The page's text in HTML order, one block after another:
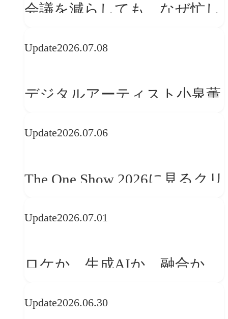
会議を減らしても、なぜ忙し
Update2026.07.08
デジタルアーティスト小泉薫
ークフロー設計と「ノイズと
Update2026.07.06
The One Show 2026に見るクリ
との接点を、ブランドらしい
Update2026.07.01
ロケか、生成AIか、融合か
おける「意思決定」のルール
Update2026.06.30